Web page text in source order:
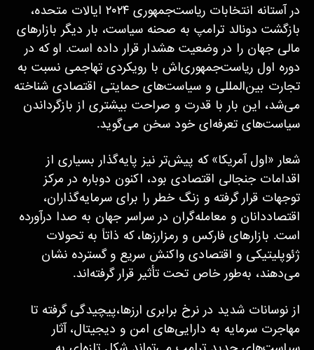
در آستانه انتخابات ریاست‌جمهوری ۲۰۲۴ ایالات متحده،
بازگشت دونالد ترامپ به صحنه سیاست، بار دیگر بازارهای
مالی جهان را در وضعیت هشدار قرار داده است. او که در
دوره اول ریاست‌جمهوری‌اش با رویکردی تهاجمی نسبت به
تجارت بین‌المللی و سیاست‌های حمایتی اقتصادی شناخته
می‌شد، این بار با قدرت و صراحت بیشتری از بازگرداندن
سیاست‌های تعرفه‌ای خود سخن می‌گوید.
شعار «اول آمریکا» که پیش‌تر نیز پایه‌گذار بسیاری از
اقدامات جنجالی اقتصادی بود، اکنون دوباره در مرکز
توجهات قرار گرفته و زنگ خطر را برای سرمایه‌گذاران،
اقتصاددانان و معامله‌گران در سراسر جهان به صدا درآورده
است. بازارهای فارکس و رمزارزها، که ذاتاً به تحولات
ژئوپلیتیکی و اقتصادی واکنش سریع و گسترده نشان
می‌دهند، به‌طور خاص تحت تأثیر قرار گرفته‌اند.
از نوسانات شدید در نرخ برابری ارزها،پیچیدگی گرفته تا
مهاجرت سرمایه به دارایی‌های امن و دیجیتال، آثار